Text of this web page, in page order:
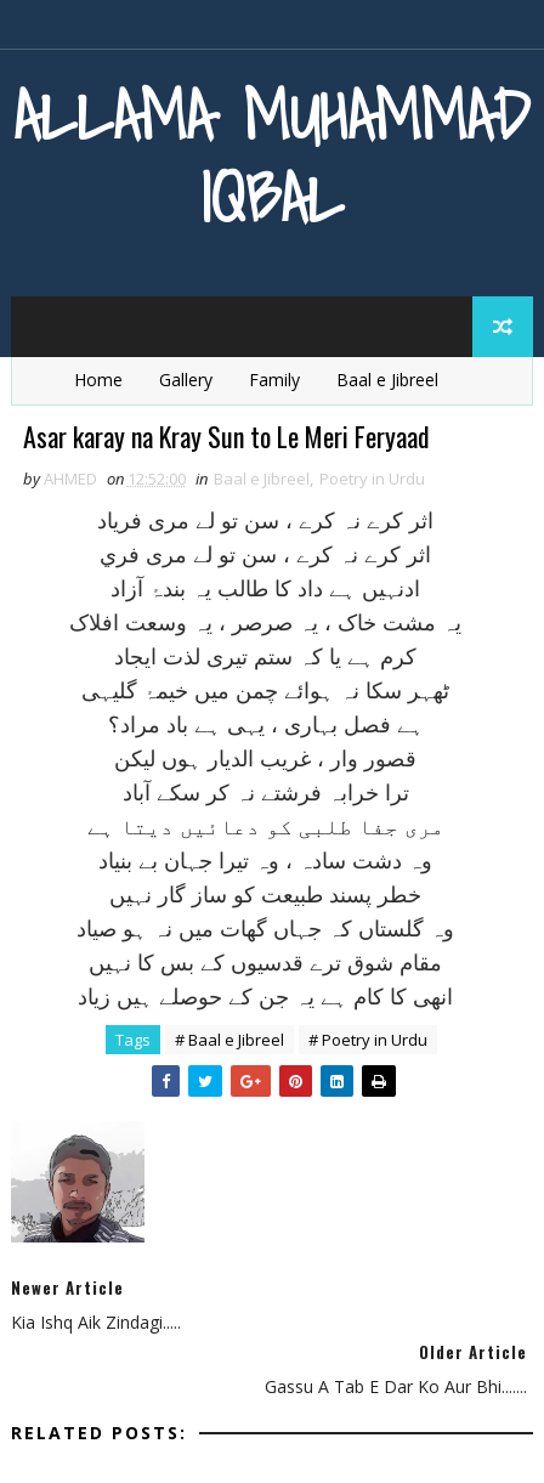
ALLAMA MUHAMMAD
IQBAL
Home Gallery Family
Baal e Jibreel
Zarb e Kaleem
Armaghan e Hijaz Baang e Dra
Asar karay na Kray Sun to Le Meri Feryaad
byAHMED on 12:52:00 in Baal e Jibreel, Poetry in Urdu
اثر کرے نہ کرے ، سن تو لے مری فرياد
اثر کرے نہ کرے ، سن تو لے مری فري
ادنہيں ہے داد کا طالب يہ بندۂ آزاد
يہ مشت خاک ، يہ صرصر ، يہ وسعت افلاک
کرم ہے يا کہ ستم تيری لذت ايجاد
ٹھہر سکا نہ ہوائے چمن ميں خيمۂ گليہی
ہے فصل بہاری ، يہی ہے باد مراد؟
قصور وار ، غريب الديار ہوں ليکن
ترا خرابہ فرشتے نہ کر سکے آباد
مری جفا طلبی کو دعائيں ديتا ہے
وہ دشت سادہ ، وہ تيرا جہان بے بنياد
خطر پسند طبيعت کو ساز گار نہيں
وہ گلستاں کہ جہاں گھات ميں نہ ہو صياد
مقام شوق ترے قدسيوں کے بس کا نہيں
انھی کا کام ہے يہ جن کے حوصلے ہيں زياد
Tags # Baal e Jibreel # Poetry in Urdu
Newer Article
Kia Ishq Aik Zindagi.....
Older Article
Gassu A Tab E Dar Ko Aur Bhi.......
RELATED POSTS: